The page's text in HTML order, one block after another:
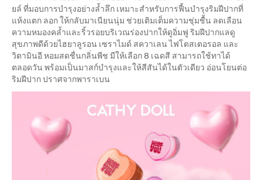
ยล์ ที่มอบการบำรุงอย่างล้ำลึก เหมาะสำหรับการฟื้นบำรุงริมฝีปากที่
แห้งแตก ลอก ให้กลับมาเนียนนุ่ม ช่วยเติมเต็มความชุ่มชื้น ลดเลือน
ความหมองคล้ำและริ้วรอยบริเวณร่องปากให้ดูอิ่มฟู ริมฝีปากแลดู
สุขภาพดีด้วยไฮยาลูรอน เซราไมด์ สควาเลน ไฟโตสเตอรอล และ
วิตามินอี หอมสดชื่นกลิ่นพีช มีให้เลือก 8 เฉดสี สามารถใช้ทาได้
ตลอดวัน พร้อมเป็นมาสก์บำรุงและให้สีสันได้ในตัวเดียว อ่อนโยนต่อ
ริมฝีปาก ปราศจากพาราเบน